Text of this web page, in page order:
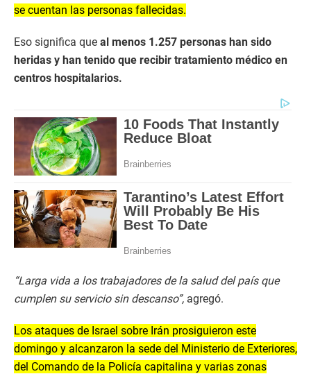
se cuentan las personas fallecidas.
Eso significa que al menos 1.257 personas han sido
heridas y han tenido que recibir tratamiento médico en
centros hospitalarios.
“Larga vida a los trabajadores de la salud del país que
cumplen su servicio sin descanso”, agregó.
Los ataques de Israel sobre Irán prosiguieron este
domingo y alcanzaron la sede del Ministerio de Exteriores,
del Comando de la Policía capitalina y varias zonas